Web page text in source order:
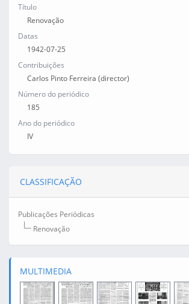
Título
Renovação
Datas
1942-07-25
Contribuições
Carlos Pinto Ferreira (director)
Número do periódico
185
Ano do periódico
IV
CLASSIFICAÇÃO
Publicações Periódicas
Renovação
MULTIMEDIA